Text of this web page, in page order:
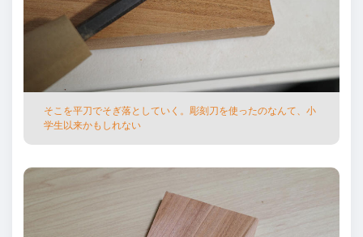
そこを平⼑でそぎ落としていく。彫刻⼑を使ったのなんて、⼩
学⽣以来かもしれない